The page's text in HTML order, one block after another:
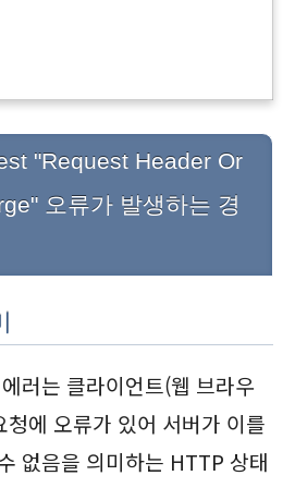
"Request Header Or
오류가 발생하는 경
러는 클라이언트(웹 브라우
에 오류가 있어 서버가 이를
없음을 의미하는 HTTP 상태